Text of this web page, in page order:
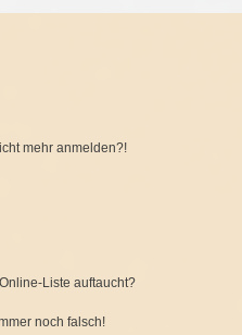
mehr anmelden?!
Liste auftaucht?
noch falsch!